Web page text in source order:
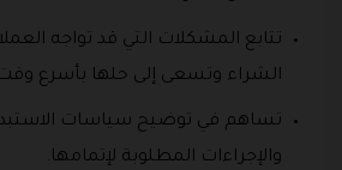
تتابع المشكلات التي قد تواجه
الشراء وتسعى إلى حلها بأسرع
تساهم في توضيح سياسات
والإجراءات المطلوبة لإتمامها.